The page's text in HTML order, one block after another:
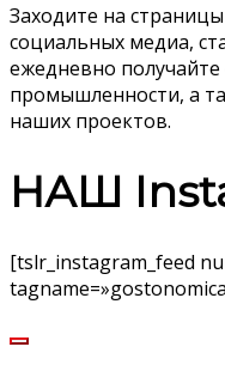
Заходите на страницы
социальных медиа,
ежедневно
промышленности, а
наших проектов.
НАШ
[tslr_instagram_feed